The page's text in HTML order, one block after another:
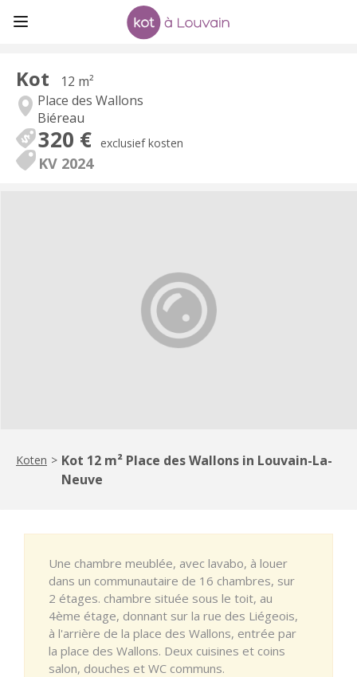
Kot
12 m²
Place des Wallons
Biéreau
320 € exclusief kosten
KV 2024
Koten > Kot 12 m² Place des Wallons in Louvain-La-
Neuve
Une chambre meublée, avec lavabo, à louer
dans un communautaire de 16 chambres, sur
2 étages. chambre située sous le toit, au
4ème étage, donnant sur la rue des Liégeois,
à l'arrière de la place des Wallons, entrée par
la place des Wallons. Deux cuisines et coins
salon, douches et WC communs.